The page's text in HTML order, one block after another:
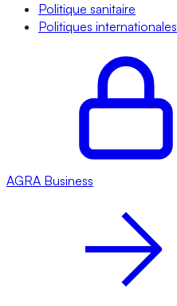
Politique sanitaire
Politiques internationales
AGRA Business